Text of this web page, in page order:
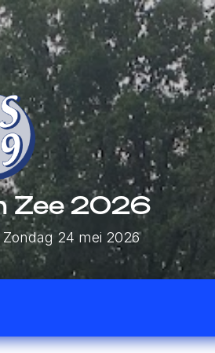
Zee 2026
Zondag 24 mei 2026